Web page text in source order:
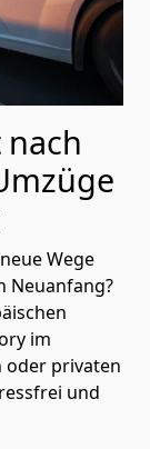
nach
Wege
Neuanfang?
im
oder privaten
und